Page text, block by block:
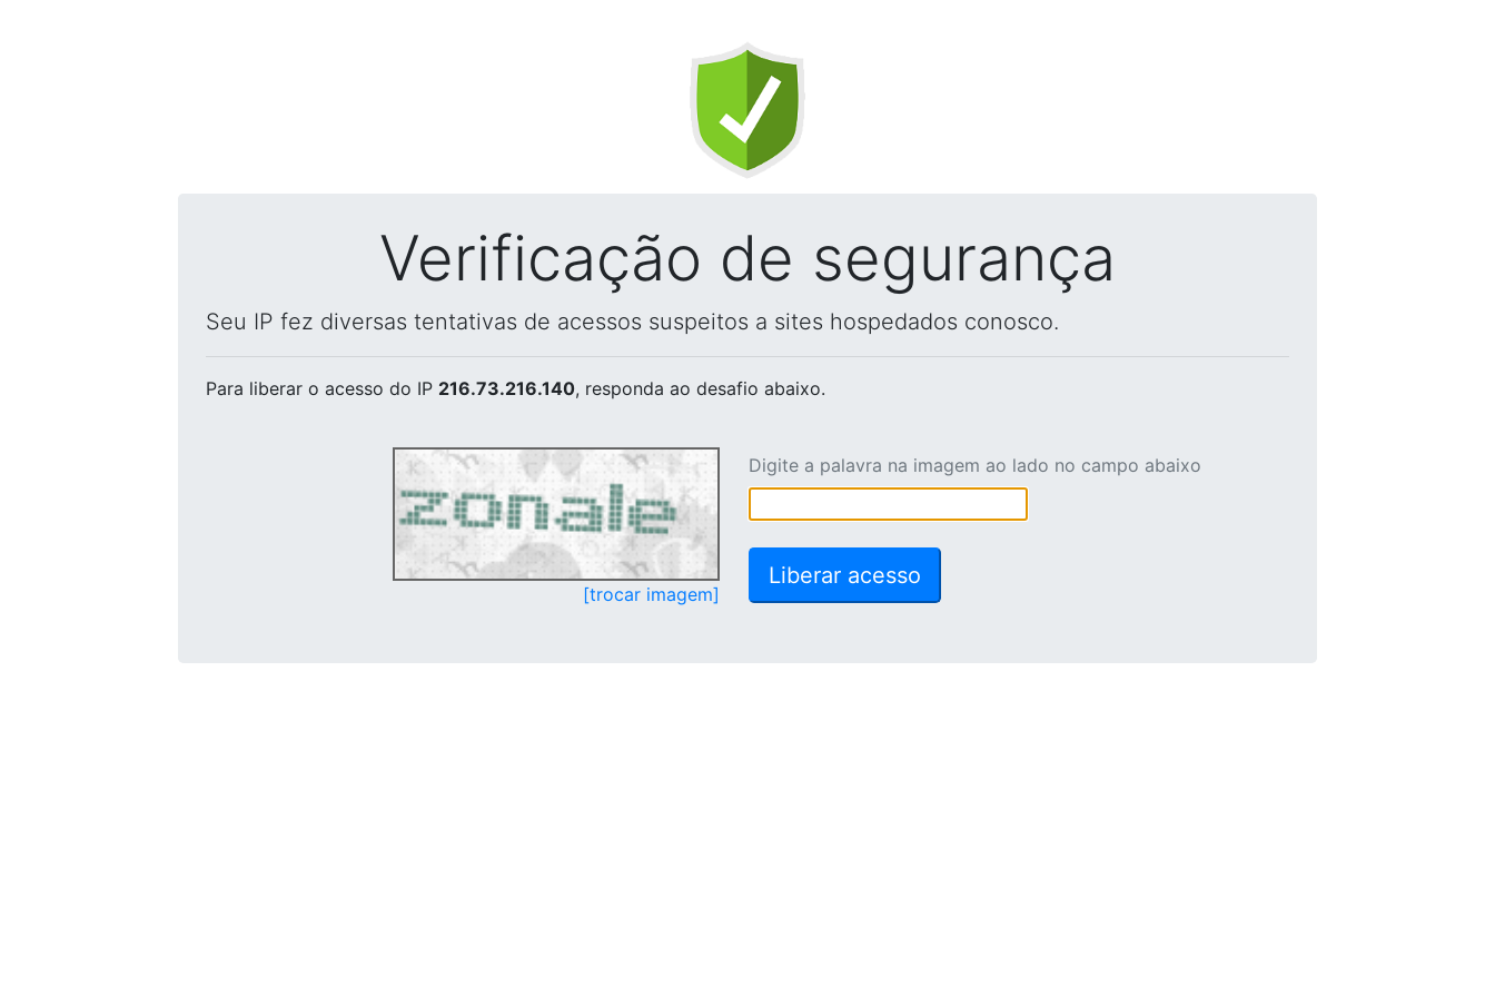
Verificação de segurança
Seu IP fez diversas tentativas de acessos suspeitos a sites hospedados conosco.
Para liberar o acesso do IP 216.73.216.140, responda ao desafio abaixo.
[trocar imagem]
Digite a palavra na imagem ao lado no campo abaixo